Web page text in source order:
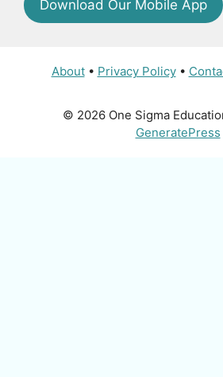
Download Our Mobile App
About• Privacy Policy•
© 2026 One Sigma
GeneratePress